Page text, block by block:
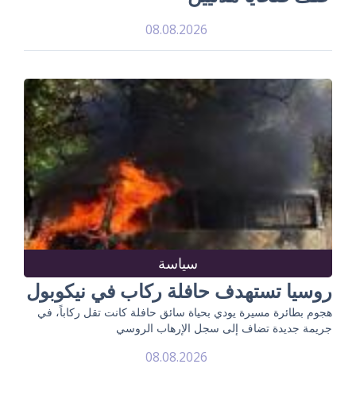
08.08.2026
سياسة
روسيا تستهدف حافلة ركاب في نيكوبول
هجوم بطائرة مسيرة يودي بحياة سائق حافلة كانت تقل ركاباً، في
جريمة جديدة تضاف إلى سجل الإرهاب الروسي
08.08.2026